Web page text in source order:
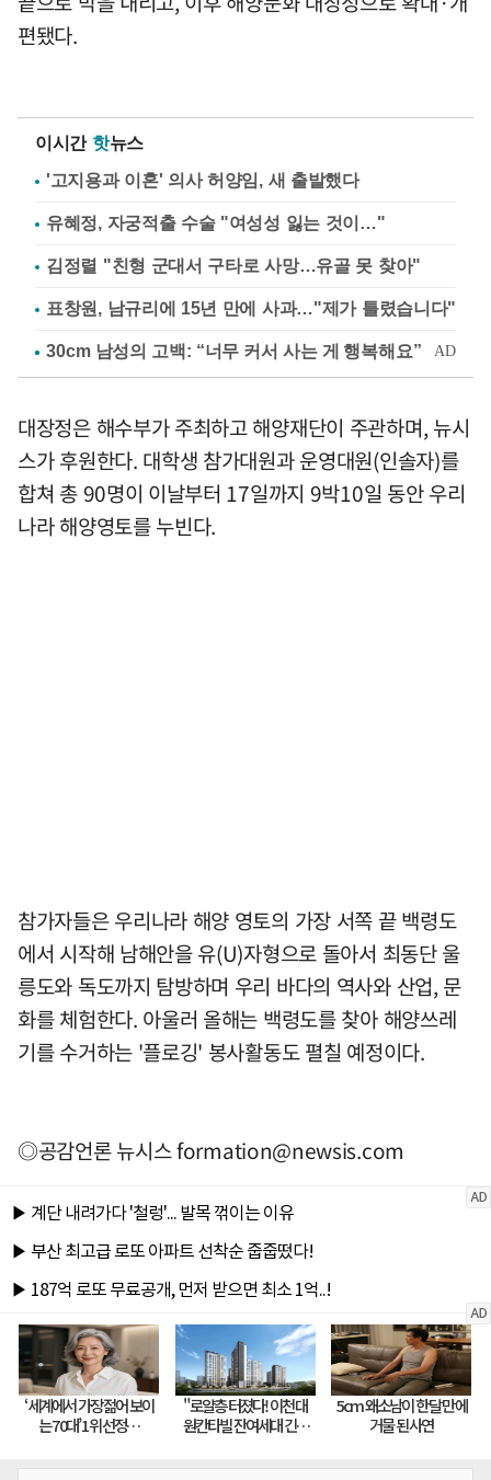
편됐다.
이시간 핫뉴스
'고지용과 이혼' 의사 허양임, 새 출발했다
유혜정, 자궁적출 수술 "여성성 잃는 것이…"
김정렬 "친형 군대서 구타로 사망…유골 못 찾아"
표창원, 남규리에 15년 만에 사과…"제가 틀렸습니다"
대장정은 해수부가 주최하고 해양재단이 주관하며, 뉴시
스가 후원한다. 대학생 참가대원과 운영대원(인솔자)를
합쳐 총 90명이 이날부터 17일까지 9박10일 동안 우리
나라 해양영토를 누빈다.
참가자들은 우리나라 해양 영토의 가장 서쪽 끝 백령도
에서 시작해 남해안을 유(U)자형으로 돌아서 최동단 울
릉도와 독도까지 탐방하며 우리 바다의 역사와 산업, 문
화를 체험한다. 아울러 올해는 백령도를 찾아 해양쓰레
기를 수거하는 '플로깅' 봉사활동도 펼칠 예정이다.
◎공감언론 뉴시스formation@newsis.com